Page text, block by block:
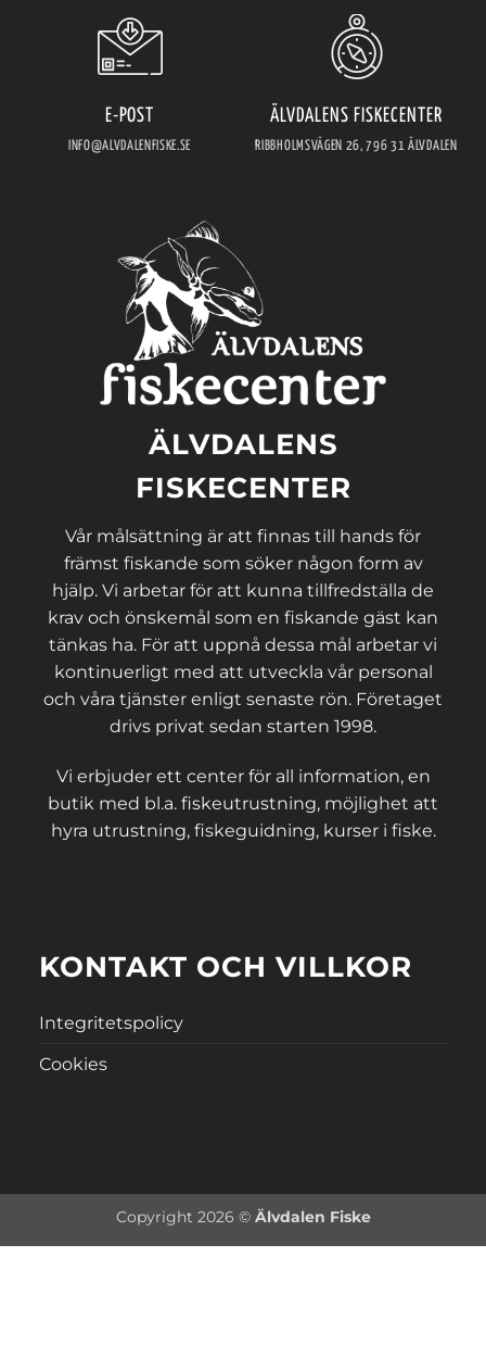
E-POST
INFO@ALVDALENFISKE.SE
ÄLVDALENS FISKECENTER
RIBBHOLMSVÄGEN 26, 796 31 ÄLVDALEN
ÄLVDALENS
FISKECENTER
Vår målsättning är att finnas till hands för
främst fiskande som söker någon form av
hjälp. Vi arbetar för att kunna tillfredställa de
krav och önskemål som en fiskande gäst kan
tänkas ha. För att uppnå dessa mål arbetar vi
kontinuerligt med att utveckla vår personal
och våra tjänster enligt senaste rön. Företaget
drivs privat sedan starten 1998.
Vi erbjuder ett center för all information, en
butik med bl.a. fiskeutrustning, möjlighet att
hyra utrustning, fiskeguidning, kurser i fiske.
KONTAKT OCH VILLKOR
Integritetspolicy
Cookies
Copyright 2026 © Älvdalen Fiske